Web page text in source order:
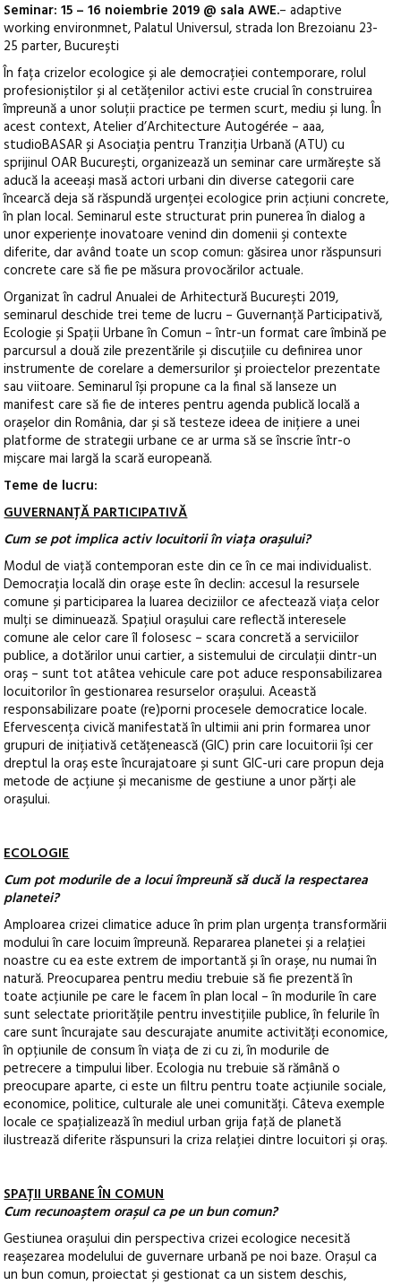
Seminar: 15 – 16 noiembrie 2019 @ sala AWE.– adaptive
working environmnet, Palatul Universul, strada Ion Brezoianu 23-
25 parter, București
În fața crizelor ecologice și ale democrației contemporare, rolul
profesioniștilor și al cetățenilor activi este crucial în construirea
împreună a unor soluții practice pe termen scurt, mediu și lung. În
acest context, Atelier d’Architecture Autogérée – aaa,
studioBASAR și Asociația pentru Tranziția Urbană (ATU) cu
sprijinul OAR București, organizează un seminar care urmărește să
aducă la aceeaşi masă actori urbani din diverse categorii care
încearcă deja să răspundă urgenței ecologice prin acțiuni concrete,
în plan local. Seminarul este structurat prin punerea în dialog a
unor experienţe inovatoare venind din domenii şi contexte
diferite, dar având toate un scop comun: găsirea unor răspunsuri
concrete care să fie pe măsura provocărilor actuale.
Organizat în cadrul Anualei de Arhitectură București 2019,
seminarul deschide trei teme de lucru – Guvernanță Participativă,
Ecologie și Spații Urbane în Comun – într-un format care îmbină pe
parcursul a două zile prezentările și discuțiile cu definirea unor
instrumente de corelare a demersurilor şi proiectelor prezentate
sau viitoare. Seminarul își propune ca la final să lanseze un
manifest care să fie de interes pentru agenda publică locală a
orașelor din România, dar și să testeze ideea de inițiere a unei
platforme de strategii urbane ce ar urma să se înscrie într-o
mișcare mai largă la scară europeană.
Teme de lucru:
GUVERNANȚĂ PARTICIPATIVĂ
Cum se pot implica activ locuitorii în viața orașului?
Modul de viață contemporan este din ce în ce mai individualist.
Democrația locală din orașe este în declin: accesul la resursele
comune și participarea la luarea deciziilor ce afectează viața celor
mulți se diminuează. Spațiul orașului care reflectă interesele
comune ale celor care îl folosesc – scara concretă a serviciilor
publice, a dotărilor unui cartier, a sistemului de circulații dintr-un
oraș – sunt tot atâtea vehicule care pot aduce responsabilizarea
locuitorilor în gestionarea resurselor orașului. Această
responsabilizare poate (re)porni procesele democratice locale.
Efervescența civică manifestată în ultimii ani prin formarea unor
grupuri de inițiativă cetățenească (GIC) prin care locuitorii își cer
dreptul la oraș este încurajatoare și sunt GIC-uri care propun deja
metode de acțiune și mecanisme de gestiune a unor părți ale
orașului.
ECOLOGIE
Cum pot modurile de a locui împreună să ducă la respectarea
planetei?
Amploarea crizei climatice aduce în prim plan urgenţa transformării
modului în care locuim împreună. Repararea planetei şi a relaţiei
noastre cu ea este extrem de importantă și în oraşe, nu numai în
natură. Preocuparea pentru mediu trebuie să fie prezentă în
toate acțiunile pe care le facem în plan local – în modurile în care
sunt selectate prioritățile pentru investițiile publice, în felurile în
care sunt încurajate sau descurajate anumite activități economice,
în opțiunile de consum în viața de zi cu zi, în modurile de
petrecere a timpului liber. Ecologia nu trebuie să rămână o
preocupare aparte, ci este un filtru pentru toate acțiunile sociale,
economice, politice, culturale ale unei comunități. Câteva exemple
locale ce spaţializează în mediul urban grija faţă de planetă
ilustrează diferite răspunsuri la criza relației dintre locuitori și oraș.
SPAȚII URBANE ÎN COMUN
Cum recunoaștem orașul ca pe un bun comun?
Gestiunea oraşului din perspectiva crizei ecologice necesită
reaşezarea modelului de guvernare urbană pe noi baze. Orașul ca
un bun comun, proiectat și gestionat ca un sistem deschis,